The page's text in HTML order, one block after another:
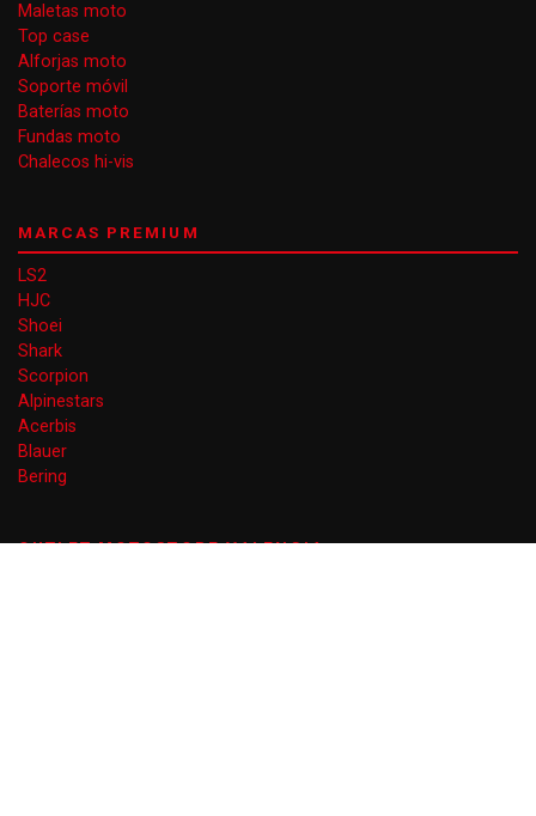
Maletas moto
Top case
Alforjas moto
Soporte móvil
Baterías moto
Fundas moto
Chalecos hi-vis
MARCAS PREMIUM
LS2
HJC
Shoei
Shark
Scorpion
Alpinestars
Acerbis
Blauer
Bering
OUTLET MOTOSTORE VALENCIA